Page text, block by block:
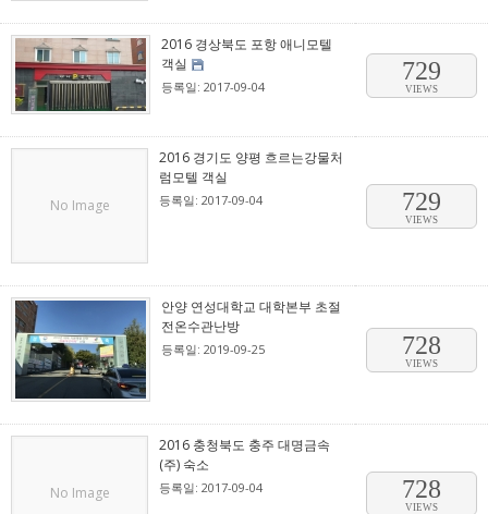
2016 경상북도 포항 애니모텔
객실
등록일: 2017-09-04
729
VIEWS
No Image
2016 경기도 양평 흐르는강물처
럼모텔 객실
등록일: 2017-09-04 729
VIEWS
안양 연성대학교 대학본부 초절
전온수관난방
등록일: 2019-09-25 728
VIEWS
No Image
2016 충청북도 충주 대명금속
(주) 숙소
등록일: 2017-09-04 728
VIEWS